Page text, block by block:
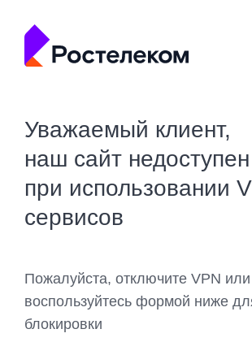
Уважаемый клиент,
наш сайт недоступен
при использовании
сервисов
Пожалуйста, отключите VPN или
воспользуйтесь формой ниже
блокировки